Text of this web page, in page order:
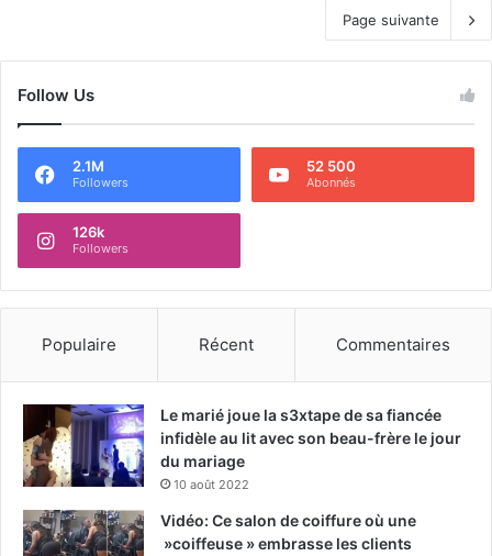
Page suivante
Follow Us
2.1M
Followers
52 500
Abonnés
126k
Followers
Populaire Récent Commentaires
Le marié joue la s3xtape de sa fiancée
infidèle au lit avec son beau-frère le jour
du mariage
10 août 2022
Vidéo: Ce salon de coiffure où une
»coiffeuse » embrasse les clients